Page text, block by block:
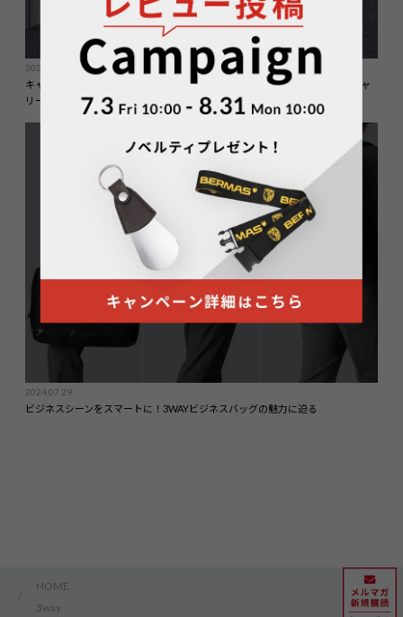
2024.09.19
キャリーオンできるビジネスバッグを選ぶ理由 – 出張をもっと快適にするキャ
リーオン バッグ
COLUMN
2024.07.29
ビジネスシーンをスマートに！3WAYビジネスバッグの魅力に迫る
HOME
/
3way